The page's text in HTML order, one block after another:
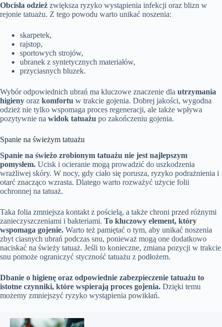
Obcisła odzież zwiększa ryzyko wystąpienia infekcji oraz blizn w
rejonie tatuażu. Z tego powodu warto unikać noszenia:
skarpetek,
rajstop,
sportowych strojów,
ubranek z syntetycznych materiałów,
przyciasnych bluzek.
Wybór odpowiednich ubrań ma kluczowe znaczenie dla utrzymania
higieny oraz komfortu w trakcie gojenia. Dobrej jakości, wygodna
odzież nie tylko wspomaga proces regeneracji, ale także wpływa
pozytywnie na widok tatuażu po zakończeniu gojenia.
Spanie na świeżym tatuażu
Spanie na świeżo zrobionym tatuażu nie jest najlepszym
pomysłem. Ucisk i ocieranie mogą prowadzić do uszkodzenia
wrażliwej skóry. W nocy, gdy ciało się porusza, ryzyko podrażnienia i
otarć znacząco wzrasta. Dlatego warto rozważyć użycie folii
ochronnej na tatuaż.
Taka folia zmniejsza kontakt z pościelą, a także chroni przed różnymi
zanieczyszczeniami i bakteriami. To kluczowy element, który
wspomaga gojenie. Warto też pamiętać o tym, aby unikać noszenia
zbyt ciasnych ubrań podczas snu, ponieważ mogą one dodatkowo
naciskać na świeży tatuaż. Jeśli to konieczne, zmiana pozycji w trakcie
snu pomoże ograniczyć styczność tatuażu z podłożem.
Dbanie o higienę oraz odpowiednie zabezpieczenie tatuażu to
istotne czynniki, które wspierają proces gojenia. Dzięki temu
możemy zmniejszyć ryzyko wystąpienia powikłań.